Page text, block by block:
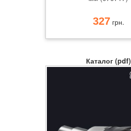
327грн.
Каталог (pdf)